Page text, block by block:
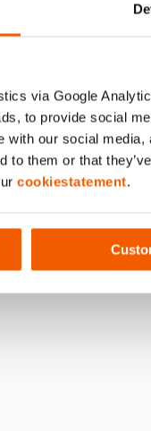
via Google
to provide social
with our social
to them or that
cookiestatement.